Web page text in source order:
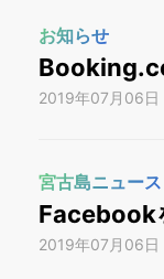
お知らせ
2019年07月06日
宮古島ニュース
Facebook
2019年07月06日